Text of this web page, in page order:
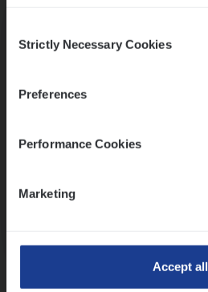
Selection
Strictly Necessary Cookies
Preferences
Performance Cookies
Marketing
Accept all